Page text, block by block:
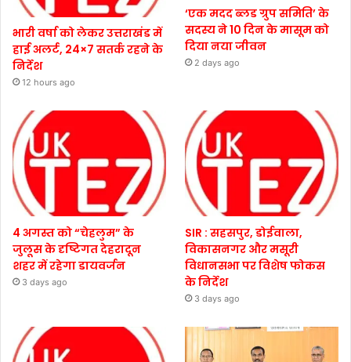
भारी वर्षा को लेकर उत्तराखंड में
हाई अलर्ट, 24×7 सतर्क रहने के
निर्देश
12 hours ago
‘एक मदद ब्लड ग्रुप समिति’ के
सदस्य ने 10 दिन के मासूम को
दिया नया जीवन
2 days ago
4 अगस्त को “चेहलुम” के
जुलूस के दृष्टिगत देहरादून
शहर में रहेगा डायवर्जन
3 days ago
SIR : सहसपुर, डोईवाला,
विकासनगर और मसूरी
विधानसभा पर विशेष फोकस
के निर्देश
3 days ago